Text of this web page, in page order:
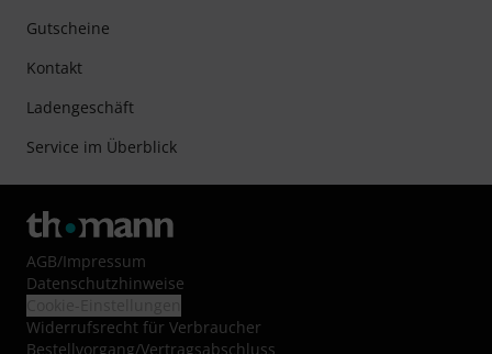
Gutscheine
Kontakt
Ladengeschäft
Service im Überblick
AGB/Impressum
Datenschutzhinweise
Widerrufsrecht für Verbraucher
Bestellvorgang/Vertragsabschluss